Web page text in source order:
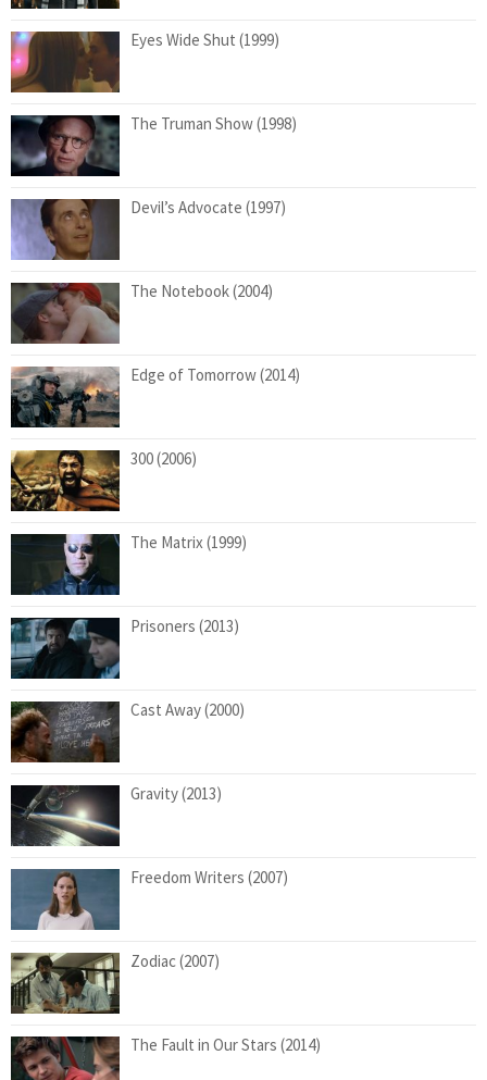
Eyes Wide Shut (1999)
The Truman Show (1998)
Devil’s Advocate (1997)
The Notebook (2004)
Edge of Tomorrow (2014)
300 (2006)
The Matrix (1999)
Prisoners (2013)
Cast Away (2000)
Gravity (2013)
Freedom Writers (2007)
Zodiac (2007)
The Fault in Our Stars (2014)